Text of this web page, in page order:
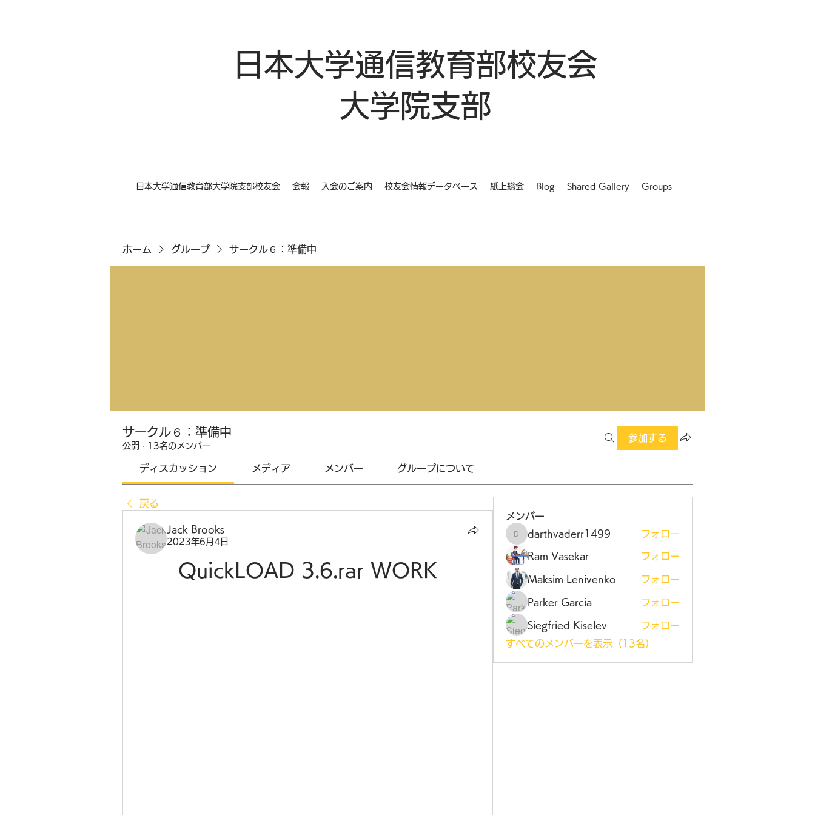
日本大学通信教育部校友会
大学院支部
日本大学通信教育部大学院支部校友会 会報 入会のご案内 校友会情報データベース 紙上総会 Blog Shared Gallery Groups
ホーム グループ サークル６：準備中
サークル６：準備中
公開 · 13名のメンバー
参加する
ディスカッション メディア メンバー グループについて
戻る
Jack Brooks
2023年6月4日
QuickLOAD 3.6.rar WORK
メンバー
darthvaderr1499
darthvaderr1499 フォロー
Ram Vasekar フォロー
Maksim Lenivenko フォロー
Parker Garcia フォロー
Siegfried Kiselev
フォロー
すべてのメンバーを表示（13名）